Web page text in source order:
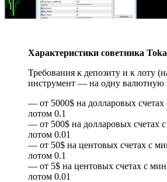
Характеристики советника
Требования к депозиту и к лоту
инструмент — на одну валютную
— от 5000$ на долларовых
лотом 0.1
— от 500$ на долларовых счетах
лотом 0.01
— от 50$ на центовых счетах с
лотом 0.1
— от 5$ на центовых счетах с
лотом 0.01